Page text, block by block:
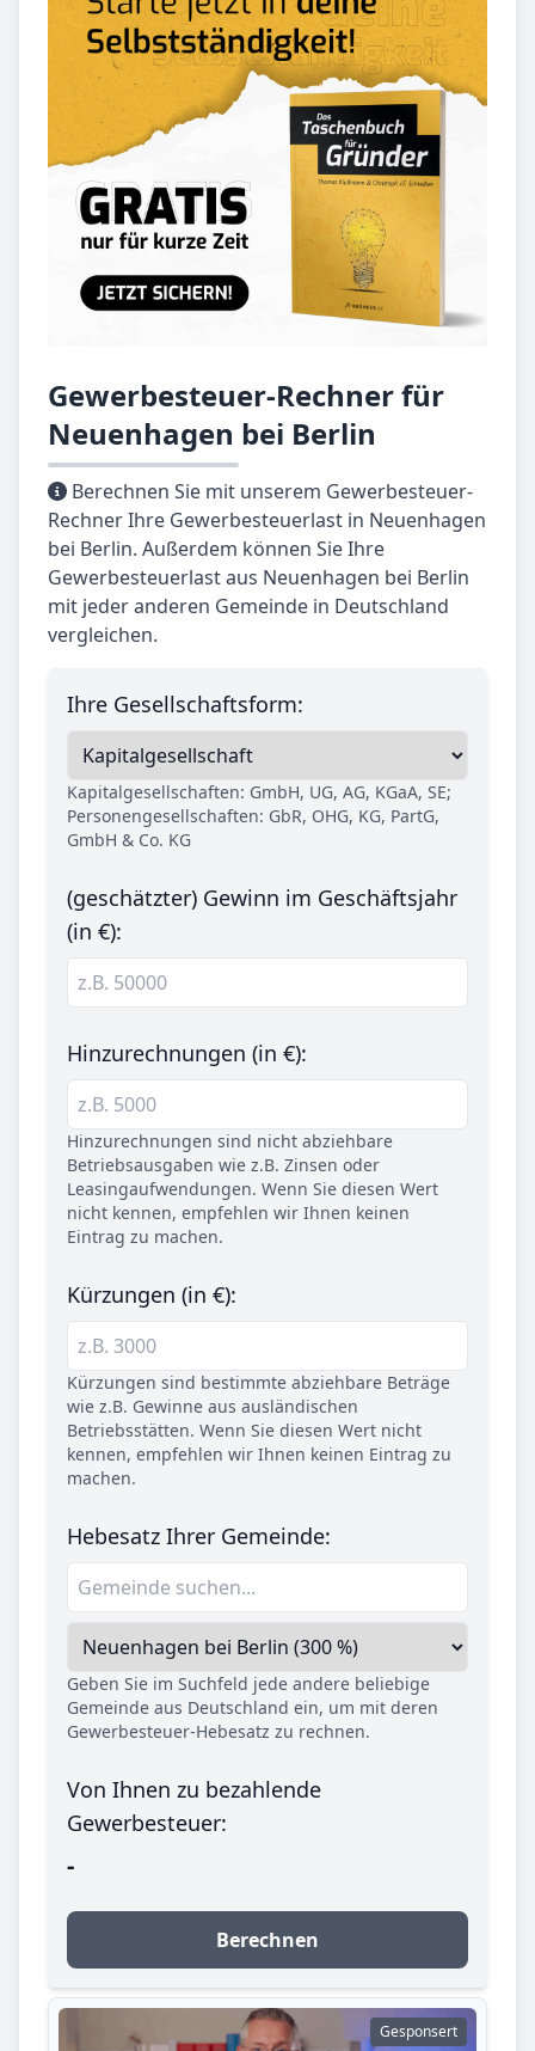
Gewerbesteuer-Rechner für
Neuenhagen bei Berlin
Berechnen Sie mit unserem Gewerbesteuer-
Rechner Ihre Gewerbesteuerlast in Neuenhagen
bei Berlin. Außerdem können Sie Ihre
Gewerbesteuerlast aus Neuenhagen bei Berlin
mit jeder anderen Gemeinde in Deutschland
vergleichen.
Ihre Gesellschaftsform:
Kapitalgesellschaften: GmbH, UG, AG, KGaA, SE;
Personengesellschaften: GbR, OHG, KG, PartG,
GmbH & Co. KG
(geschätzter) Gewinn im Geschäftsjahr
(in €):
Hinzurechnungen (in €):
Hinzurechnungen sind nicht abziehbare
Betriebsausgaben wie z.B. Zinsen oder
Leasingaufwendungen. Wenn Sie diesen Wert
nicht kennen, empfehlen wir Ihnen keinen
Eintrag zu machen.
Kürzungen (in €):
Kürzungen sind bestimmte abziehbare Beträge
wie z.B. Gewinne aus ausländischen
Betriebsstätten. Wenn Sie diesen Wert nicht
kennen, empfehlen wir Ihnen keinen Eintrag zu
machen.
Hebesatz Ihrer Gemeinde:
Geben Sie im Suchfeld jede andere beliebige
Gemeinde aus Deutschland ein, um mit deren
Gewerbesteuer-Hebesatz zu rechnen.
Von Ihnen zu bezahlende
Gewerbesteuer:
-
Berechnen
Gesponsert